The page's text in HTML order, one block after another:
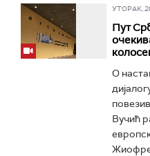
УТОРАК,
Пут
О
Вучић